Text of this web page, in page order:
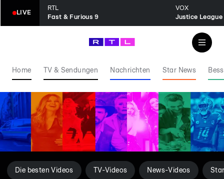
LIVE
RTL
Fast & Furious 9
VOX
Justice League
Home TV & Sendungen Nachrichten Star News
Die besten Videos TV-Videos News-Videos